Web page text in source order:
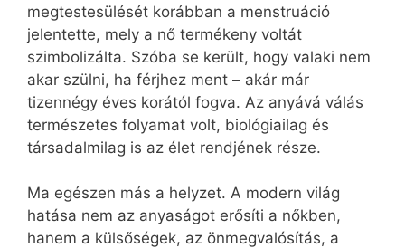
megtestesülését korábban a menstruáció
jelentette, mely a nő termékeny voltát
szimbolizálta. Szóba se került, hogy valaki nem
akar szülni, ha férjhez ment – akár már
tizennégy éves korától fogva. Az anyává válás
természetes folyamat volt, biológiailag és
társadalmilag is az élet rendjének része.
Ma egészen más a helyzet. A modern világ
hatása nem az anyaságot erősíti a nőkben,
hanem a külsőségek, az önmegvalósítás, a